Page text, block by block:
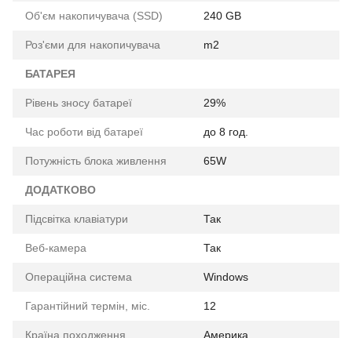
Об'єм накопичувача (SSD) 240 GB
Роз'єми для накопичувача m2
БАТАРЕЯ
Рівень зносу батареї 29%
Час роботи від батареї до 8 год.
Потужність блока живлення 65W
ДОДАТКОВО
Підсвітка клавіатури Так
Веб-камера Так
Операційна система Windows
Гарантійний термін, міс. 12
Країна походження Америка